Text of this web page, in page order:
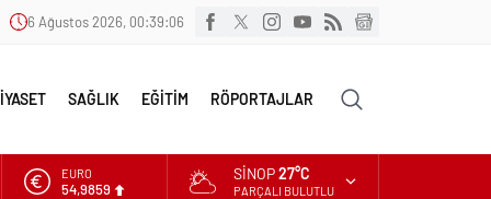
6 Ağustos 2026, 00:39:07
SAĞLIK EĞİTİM RÖPORTAJLAR
EURO
54,9859
SINOP27°C
PARÇALI BULUTLU